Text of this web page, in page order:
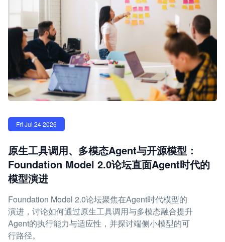
Fri Jul 24 2026
原生工具调用、多模态Agent与开源模型：
Foundation Model 2.0论坛直面Agent时代的
模型演进
Foundation Model 2.0论坛聚焦在Agent时代模型的
演进，讨论如何通过原生工具调用与多模态融合提升
Agent的执行能力与适应性，并探讨端侧小模型的可
行路径。